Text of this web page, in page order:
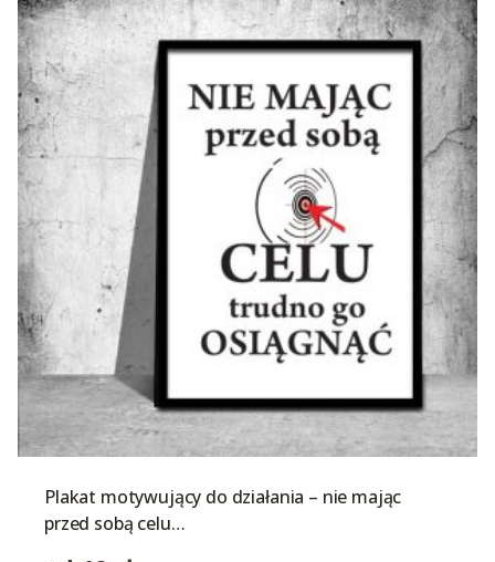
Plakat motywujący do działania – nie mając
przed sobą celu…